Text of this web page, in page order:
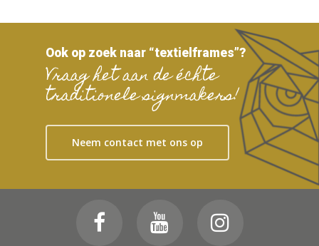
Ook op zoek naar “textielframes”?
Vraag het aan de échte
traditionele signmakers!
Neem contact met ons op